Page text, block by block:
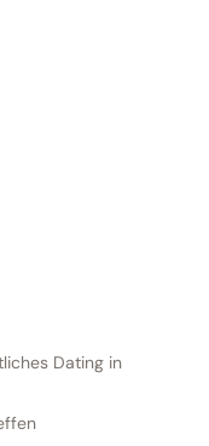
Dating in